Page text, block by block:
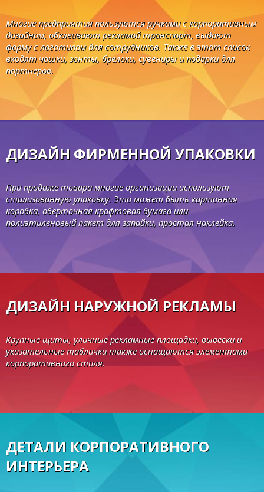
Многие предприятия пользуются ручками с корпоративным
дизайном, обклеивают рекламой транспорт, выдают
форму с логотипом для сотрудников. Также в этот список
входят чашки, зонты, брелоки, сувениры и подарки для
партнеров.
ДИЗАЙН ФИРМЕННОЙ УПАКОВКИ
При продаже товара многие организации используют
стилизованную упаковку. Это может быть картонная
коробка, оберточная крафтовая бумага или
полиэтиленовый пакет для запайки, простая наклейка.
ДИЗАЙН НАРУЖНОЙ РЕКЛАМЫ
Крупные щиты, уличные рекламные площадки, вывески и
указательные таблички также оснащаются элементами
корпоративного стиля.
ДЕТАЛИ КОРПОРАТИВНОГО
ИНТЕРЬЕРА